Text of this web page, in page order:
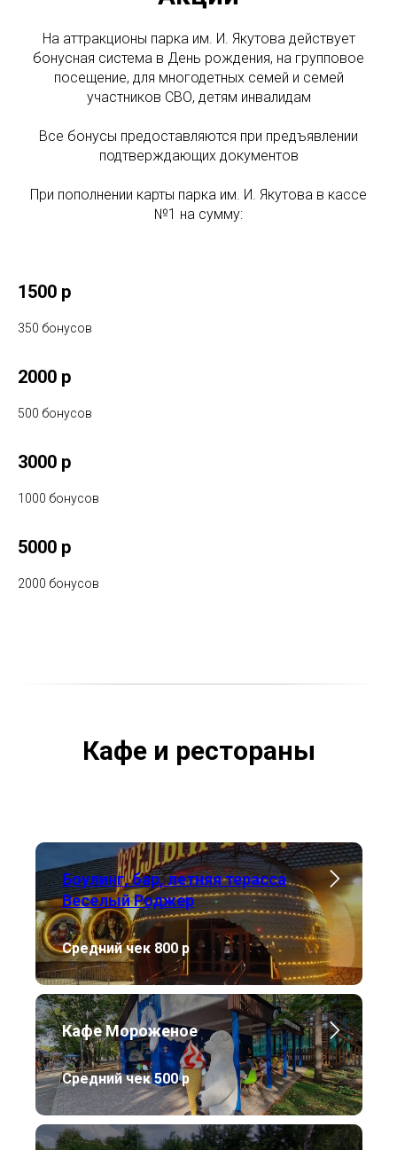
На аттракционы парка им. И. Якутова действует
бонусная система в День рождения, на групповое
посещение, для многодетных семей и семей
участников СВО, детям инвалидам
Все бонусы предоставляются при предъявлении
подтверждающих документов
При пополнении карты парка им. И. Якутова в кассе
№1 на сумму:
1500 р
350 бонусов
2000 р
500 бонусов
3000 р
1000 бонусов
5000 р
2000 бонусов
Кафе и рестораны
Боулинг, бар, летняя терасса
Веселый Роджер
Средний чек 800 р
Кафе Мороженое
Средний чек 500 р